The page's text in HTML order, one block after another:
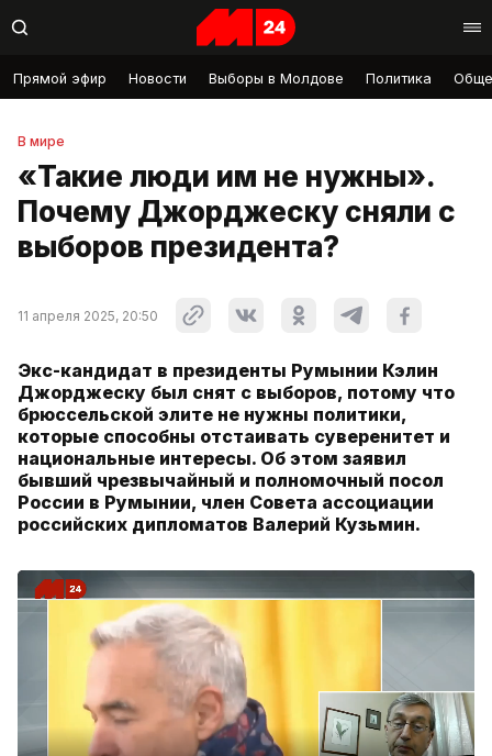
Прямой эфир Новости Выборы в Молдове Политика
В мире
«Такие люди им не нужны».
Почему Джорджеску сняли с
выборов президента?
11 апреля 2025, 20:50
Экс-кандидат в президенты Румынии Кэлин
Джорджеску был снят с выборов, потому что
брюссельской элите не нужны политики,
которые способны отстаивать суверенитет и
национальные интересы. Об этом заявил
бывший чрезвычайный и полномочный посол
России в Румынии, член Совета ассоциации
российских дипломатов Валерий Кузьмин.